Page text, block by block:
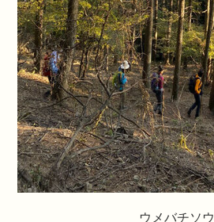
ウメバチソウ